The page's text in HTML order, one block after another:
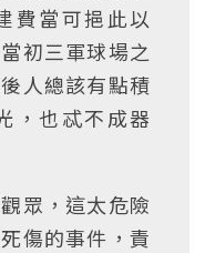
費當可挹此以
初三軍球場之
人總該有點積
，也忒不成器
眾，這太危險
傷的事件，責